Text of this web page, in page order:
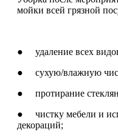
мойки всей грязной
● удаление всех
● сухую/влажную
● протирание
● чистку мебели и
декораций;